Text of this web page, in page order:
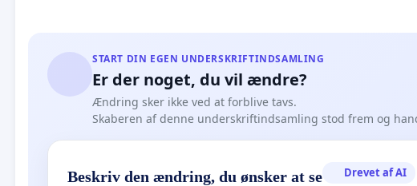
START DIN EGEN UNDERSKRIFTINDSAMLING
Er der noget, du vil ændre?
Ændring sker ikke ved at forblive tavs.
Skaberen af denne underskriftindsamling stod frem og
Beskriv den ændring, du ønsker at se Drevet af AI